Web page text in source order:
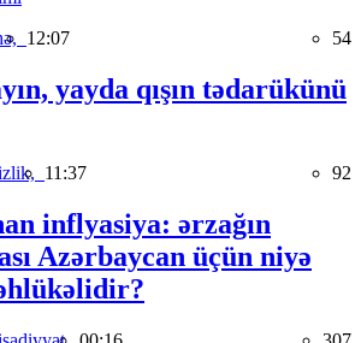
12:07 54
yayda qışın tədarükünü
11:37 92
inflyasiya: ərzağın
Azərbaycan üçün niyə